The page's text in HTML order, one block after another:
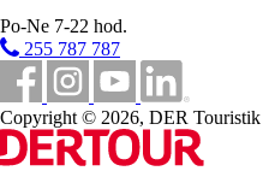
m2), výhled na moře.
Apartmá, 2 ložnice,
rozkládací pohovkou
ložnice (dvě
lůžko 135 cm x 190
prostornější (cca 45
balkonem nebo
Po-Ne 7-22 hod.
255 787 787
Copyright © 2026, DER Touristik